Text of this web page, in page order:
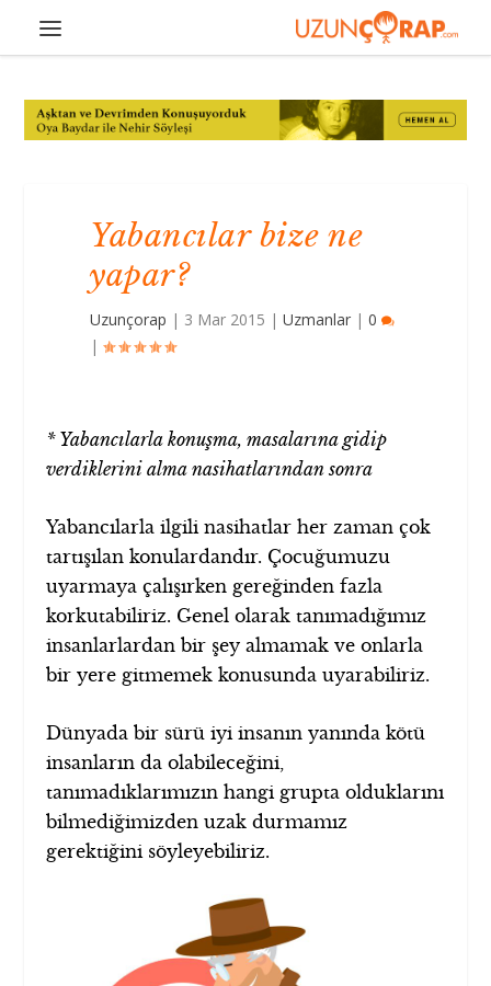
Yabancılar bize ne
yapar?
Uzunçorap | 3 Mar 2015 |Uzmanlar |0
|
* Yabancılarla konuşma, masalarına gidip
verdiklerini alma nasihatlarından sonra
Yabancılarla ilgili nasihatlar her zaman çok
tartışılan konulardandır. Çocuğumuzu
uyarmaya çalışırken gereğinden fazla
korkutabiliriz. Genel olarak tanımadığımız
insanlarlardan bir şey almamak ve onlarla
bir yere gitmemek konusunda uyarabiliriz.
Dünyada bir sürü iyi insanın yanında kötü
insanların da olabileceğini,
tanımadıklarımızın hangi grupta olduklarını
bilmediğimizden uzak durmamız
gerektiğini söyleyebiliriz.